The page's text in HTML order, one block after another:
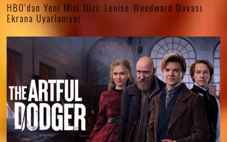
HBO’dan Yeni Mini Dizi: Louise Woodward Davası
Ekrana Uyarlanıyor